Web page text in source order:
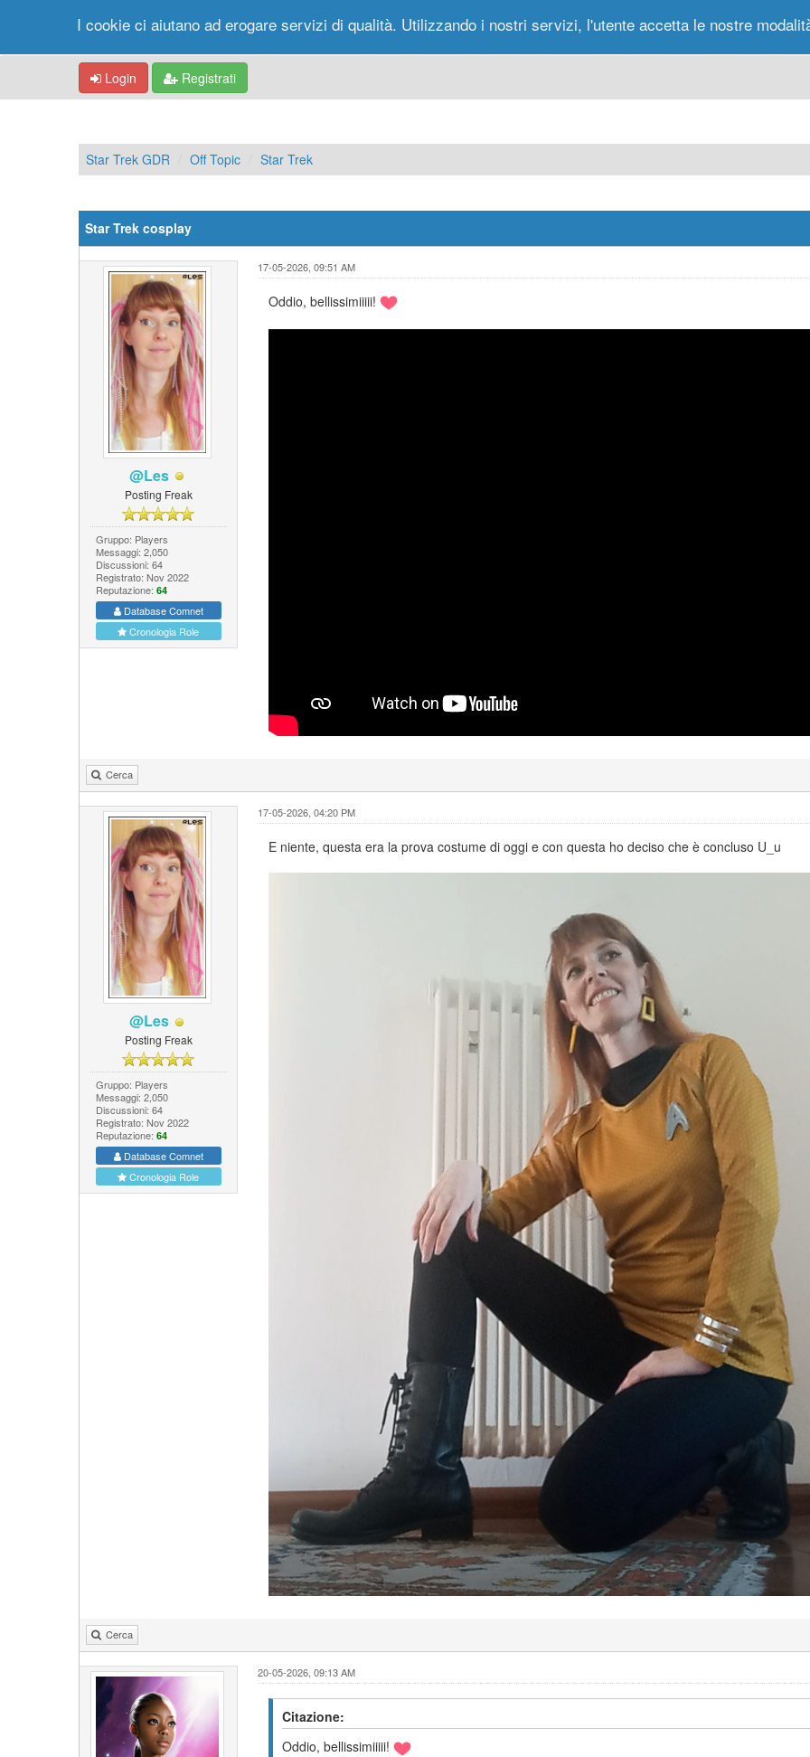
Portale Forum Nuovi Messaggi
Login Registrati
Star Trek GDR Off Topic Star Trek
Star Trek cosplay
@Les
Posting Freak
Gruppo: Players
Messaggi: 2,050
Discussioni: 64
Registrato: Nov 2022
Reputazione: 64
Database Comnet
Cronologia Role
17-05-2026, 09:51 AM
Oddio, bellissimiiiii!
Cerca
@Les
Posting Freak
Gruppo: Players
Messaggi: 2,050
Discussioni: 64
Registrato: Nov 2022
Reputazione: 64
Database Comnet
Cronologia Role
17-05-2026, 04:20 PM
E niente, questa era la prova costume di oggi e con questa ho deciso che è concluso U_u
Cerca
20-05-2026, 09:13 AM
Citazione:
Oddio, bellissimiiiii!
I cookie ci aiutano ad erogare servizi di qualità. Utilizzando i nostri servizi, l'utente accetta le nostre